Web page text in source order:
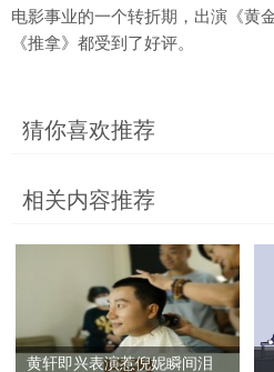
电影事业的一个转折期，出演《黄
《推拿》都受到了好评。
猜你喜欢推荐
相关内容推荐
黄轩即兴表演惹倪妮瞬间泪